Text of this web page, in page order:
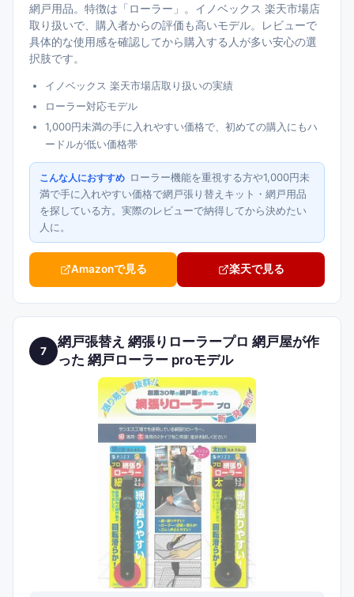
網戸用品。特徴は「ローラー」。イノベックス 楽天市場店
取り扱いで、購入者からの評価も高いモデル。レビューで
具体的な使用感を確認してから購入する人が多い安心の選
択肢です。
イノベックス 楽天市場店取り扱いの実績
ローラー対応モデル
1,000円未満の手に入れやすい価格で、初めての購入にもハ
ードルが低い価格帯
こんな人におすすめ ローラー機能を重視する方や1,000円未
満で手に入れやすい価格で網戸張り替えキット・網戸用品
を探している方。実際のレビューで納得してから決めたい
人に。
Amazonで見る 楽天で見る
7
網戸張替え 網張りローラープロ 網戸屋が作
った 網戸ローラー proモデル